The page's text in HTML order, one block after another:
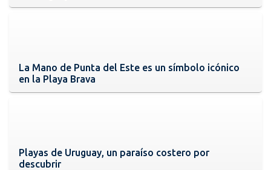
La Mano de Punta del Este es un símbolo icónico
en la Playa Brava
Playas de Uruguay, un paraíso costero por
descubrir